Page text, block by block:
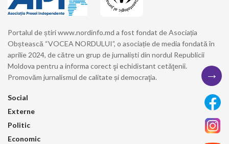
Portalul de știri www.nordinfo.md a fost fondat de Asociația
Obștească “VOCEA NORDULUI”, o asociație de media fondată în
aprilie 2024, de către un grup de jurnaliști din nordul Republicii
Moldova pentru a informa corect şi echidistant cetăţenii.
Promovăm jurnalismul de calitate și democraţia.
Social
Externe
Politic
Economic
→